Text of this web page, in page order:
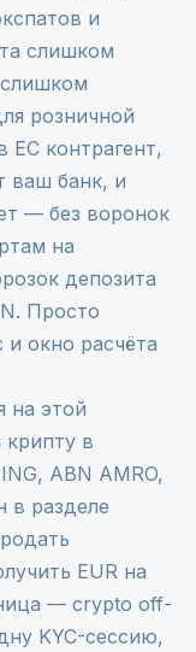
и
слишком
розничной
контрагент,
ваш банк, и
— без воронок
на
депозита
Просто
окно расчёта
на этой
в
ABN AMRO,
в разделе
EUR на
— crypto off-
KYC-сессию,